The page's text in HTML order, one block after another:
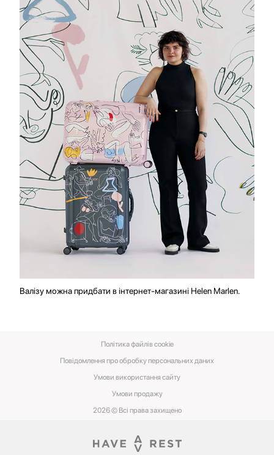
Валізу можна придбати в інтернет-магазині Helen Marlen.
2026 © Всі права захищено
Повідомлення про обробку персональних даних
Умови використання сайту
Умови‌ ‌продажу‌
Політика файлів cookie